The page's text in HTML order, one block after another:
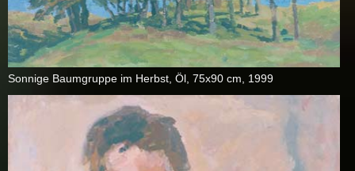
Son­ni­ge Baum­grup­pe im Herbst, Öl, 75x90 cm, 1999